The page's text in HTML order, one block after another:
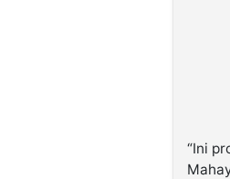
“Ini